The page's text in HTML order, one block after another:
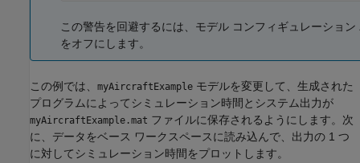
この警告を回避するには、モデル コンフィギュレーショ
をオフにします。
この例では、 myAircraftExample モデルを変更して、生成された
プログラムによってシミュレーション時間とシステム出力が
myAircraftExample.mat ファイルに保存されるようにします。次
に、データをベース ワークスペースに読み込んで、出力の 1 つ
に対してシミュレーション時間をプロットします。